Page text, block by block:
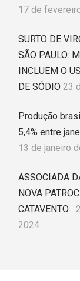
17 de
SURTO DE
SÃO PAULO:
INCLUEM O
DE SÓDIO 23
Produção
5,4% entre
13 de janeiro
ASSOCIADA
NOVA
CATAVENTO
2024